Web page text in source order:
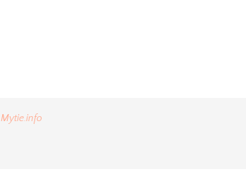
Mytie.info